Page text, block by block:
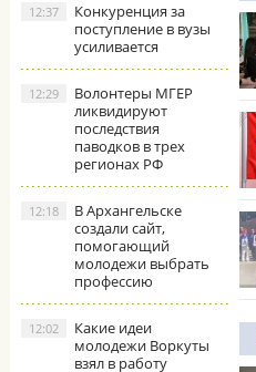
Конкуренция за
поступление в вузы
усиливается
12:37
Волонтеры МГЕР
ликвидируют
последствия
паводков в трех
регионах РФ
12:29
В Архангельске
создали сайт,
помогающий
молодежи выбрать
профессию
12:18
Какие идеи
молодежи Воркуты
взял в работу
12:02